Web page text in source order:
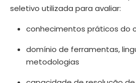
seletivo utilizada para avaliar:
conhecimentos práticos do
domínio de ferramentas,
metodologias